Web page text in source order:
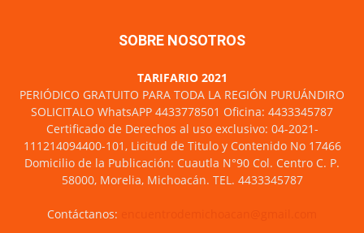
SOBRE NOSOTROS
TARIFARIO 2021
PERIÓDICO GRATUITO PARA TODA LA REGIÓN PURUÁNDIRO
SOLICITALO WhatsAPP 4433778501 Oficina: 4433345787
Certificado de Derechos al uso exclusivo: 04-2021-
111214094400-101, Licitud de Titulo y Contenido No 17466
Domicilio de la Publicación: Cuautla N°90 Col. Centro C. P.
58000, Morelia, Michoacán. TEL. 4433345787
Contáctanos: